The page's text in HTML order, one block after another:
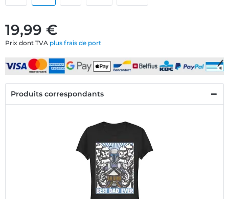
19,99 €
Prix dont TVA plus frais de port
Produits correspondants